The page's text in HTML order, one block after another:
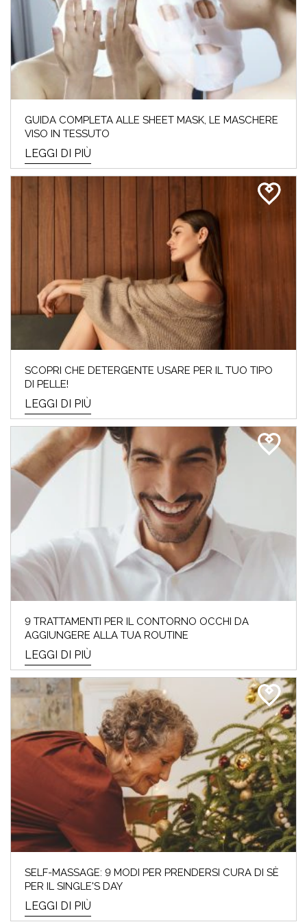
SALDI INVERNALI 2024:
ECCO I TOP 10 PRODOTTI DA
ACQUISTARE
Beauty Addicted non vedevamo l’ora! Perché
LEGGI DI PIÙ
ARMOCROMIA & BEAUTY:
SCOPRI QUAL È LA TUA
PALETTE!
Che cos'è l'Armocromia: ad ogni stagione i
suoi colori "amici". Ti sei mai domandat*
perchè alc...
LEGGI DI PIÙ
FESTA DELLA MAMMA –
GUIDA AI REGALI SKINCARE E
MAKE-UP
TIC TAC… mancano pochi giorni alla festa
della mamma⏰ Se sei a corto di idee regalo
o ...
LEGGI DI PIÙ
GUIDA COMPLETA ALLE SHEET MASK, LE MASCHERE
VISO IN TESSUTO
LEGGI DI PIÙ
SCOPRI CHE DETERGENTE USARE PER IL TUO TIPO
DI PELLE!
LEGGI DI PIÙ
9 TRATTAMENTI PER IL CONTORNO OCCHI DA
AGGIUNGERE ALLA TUA ROUTINE
LEGGI DI PIÙ
SELF-MASSAGE: 9 MODI PER PRENDERSI CURA DI SÈ
PER IL SINGLE'S DAY
LEGGI DI PIÙ